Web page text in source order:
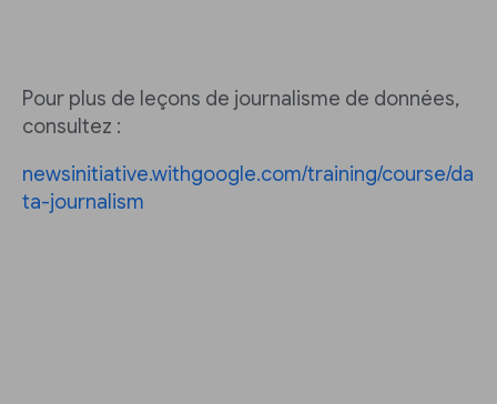
Pour plus de leçons de journalisme de données,
consultez :
newsinitiative.withgoogle.com/training/course/da
ta-journalism